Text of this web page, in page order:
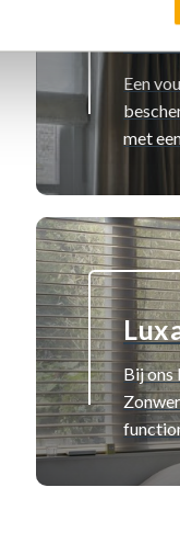
Een
met
Bij ons